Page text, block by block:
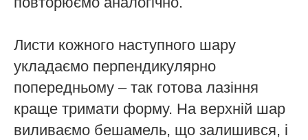
Листи кожного наступного шару
укладаємо перпендикулярно
попередньому – так готова лазіння
краще тримати форму. На верхній шар
виливаємо бешамель, що залишився, і